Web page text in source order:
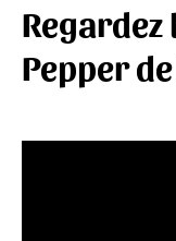
Regardez
Pepper